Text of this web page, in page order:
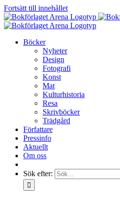
Fortsätt till innehållet
Böcker
Nyheter
Design
Fotografi
Konst
Mat
Kulturhistoria
Resa
Skrivböcker
Trädgård
Författare
Pressinfo
Aktuellt
Om oss
Sök efter: